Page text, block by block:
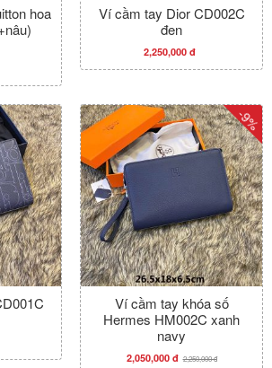
hoa
Ví cầm tay Dior CD002C
đen
2,250,000 đ
Ví cầm tay khóa số
Hermes HM002C xanh
navy
2,050,000 đ 2,250,000 đ
-9%